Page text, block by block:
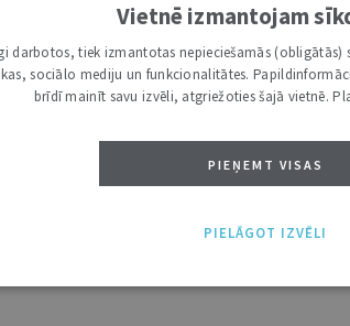
sistēma
vietējo iedzīvotāju ievēlētu domi,
publisko pakalpojumu
...
Vietnē izmantojam
darbotos, tiek izmantotas nepieciešamās (obligātās)
sociālo mediju un funkcionalitātes.
brīdī mainīt savu izvēli, atgriežoties šajā vietnē.
PIEŅEMT VISAS
PIELĀGOT IZVĒLI